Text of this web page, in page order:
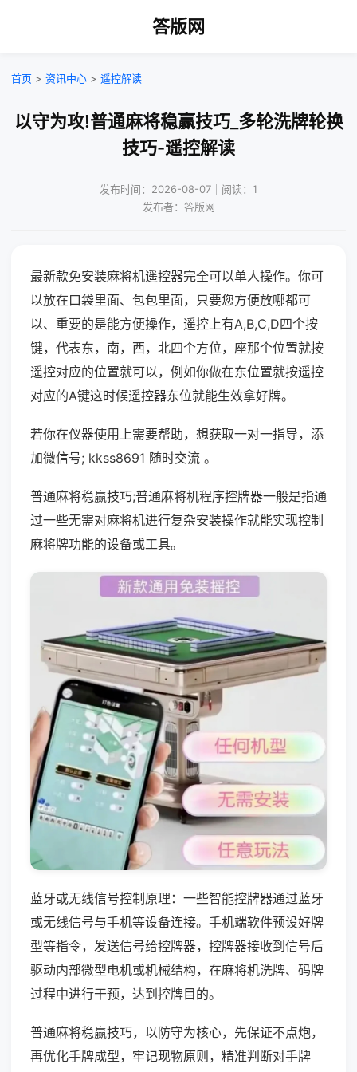
答版网
首页 > 资讯中心 > 遥控解读
以守为攻!普通麻将稳赢技巧_多轮洗牌轮换
技巧-遥控解读
发布时间：2026-08-07｜阅读：1
发布者：答版网
最新款免安装麻将机遥控器完全可以单人操作。你可
以放在口袋里面、包包里面，只要您方便放哪都可
以、重要的是能方便操作，遥控上有A,B,C,D四个按
键，代表东，南，西，北四个方位，座那个位置就按
遥控对应的位置就可以，例如你做在东位置就按遥控
对应的A键这时候遥控器东位就能生效拿好牌。
若你在仪器使用上需要帮助，想获取一对一指导，添
加微信号; kkss8691 随时交流 。
普通麻将稳赢技巧;普通麻将机程序控牌器一般是指通
过一些无需对麻将机进行复杂安装操作就能实现控制
麻将牌功能的设备或工具。
蓝牙或无线信号控制原理：一些智能控牌器通过蓝牙
或无线信号与手机等设备连接。手机端软件预设好牌
型等指令，发送信号给控牌器，控牌器接收到信号后
驱动内部微型电机或机械结构，在麻将机洗牌、码牌
过程中进行干预，达到控牌目的。
普通麻将稳赢技巧，以防守为核心，先保证不点炮，
再优化手牌成型，牢记现物原则，精准判断对手牌